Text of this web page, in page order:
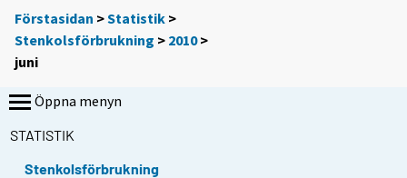
Förstasidan >Statistik >
Stenkolsförbrukning > 2010>
juni
Öppna menyn
STATISTIK
Stenkolsförbrukning